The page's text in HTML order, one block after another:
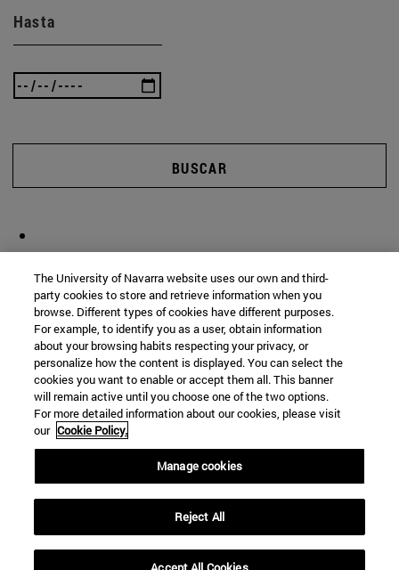
Hasta
BUSCAR
The University of Navarra website uses our own and third-
party cookies to store and retrieve information when you
browse. Different types of cookies have different purposes.
For example, to identify you as a user, obtain information
about your browsing habits respecting your privacy, or
personalize how the content is displayed. You can select the
cookies you want to enable or accept them all. This banner
will remain active until you choose one of the two options.
For more detailed information about our cookies, please visit
our Cookie Policy.
Manage cookies
Reject All